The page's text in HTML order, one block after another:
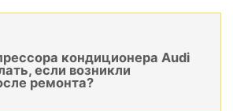
кондиционера Audi
если возникли
ремонта?